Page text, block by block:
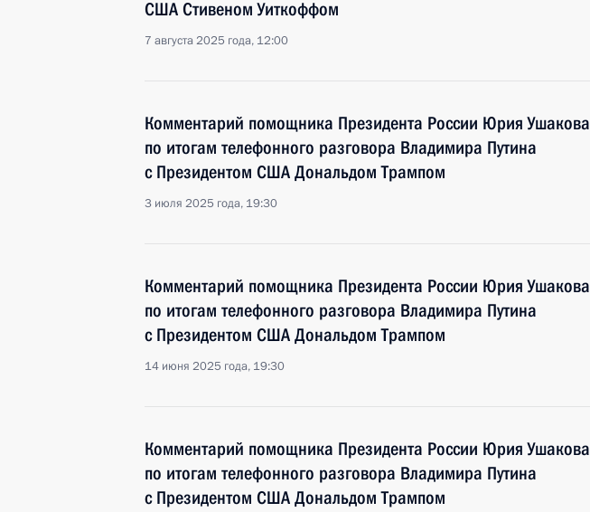
США Стивеном Уиткоффом
7 августа 2025 года, 12:00
Комментарий помощника Президента России Юрия Ушакова
по итогам телефонного разговора Владимира Путина
с Президентом США Дональдом Трампом
3 июля 2025 года, 19:30
Комментарий помощника Президента России Юрия Ушакова
по итогам телефонного разговора Владимира Путина
с Президентом США Дональдом Трампом
14 июня 2025 года, 19:30
Комментарий помощника Президента России Юрия Ушакова
по итогам телефонного разговора Владимира Путина
с Президентом США Дональдом Трампом